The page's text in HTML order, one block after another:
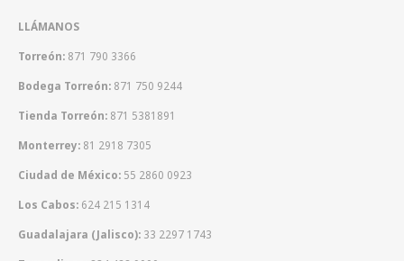
LLÁMANOS
Torreón: 871 790 3366
Bodega Torreón: 871 750 9244
Tienda Torreón: 871 5381891
Monterrey: 81 2918 7305
Ciudad de México: 55 2860 0923
Los Cabos: 624 215 1314
Guadalajara (Jalisco): 33 2297 1743